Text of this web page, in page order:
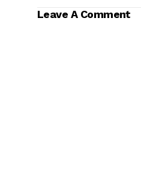
Leave A Comment